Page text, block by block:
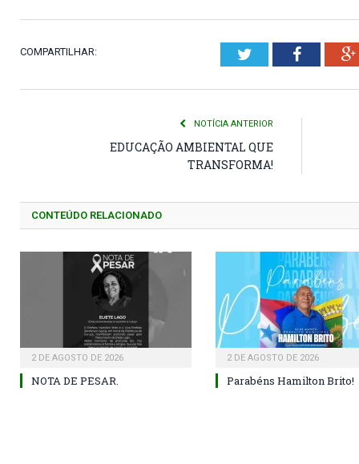
COMPARTILHAR: Twitter
NOTÍCIA ANTERIOR
EDUCAÇÃO AMBIENTAL QUE
TRANSFORMA!
CONTEÚDO RELACIONADO
2 DE AGOSTO DE 2026
NOTA DE PESAR.
2 DE AGOSTO DE 2026
Parabéns Hamilton Brito!